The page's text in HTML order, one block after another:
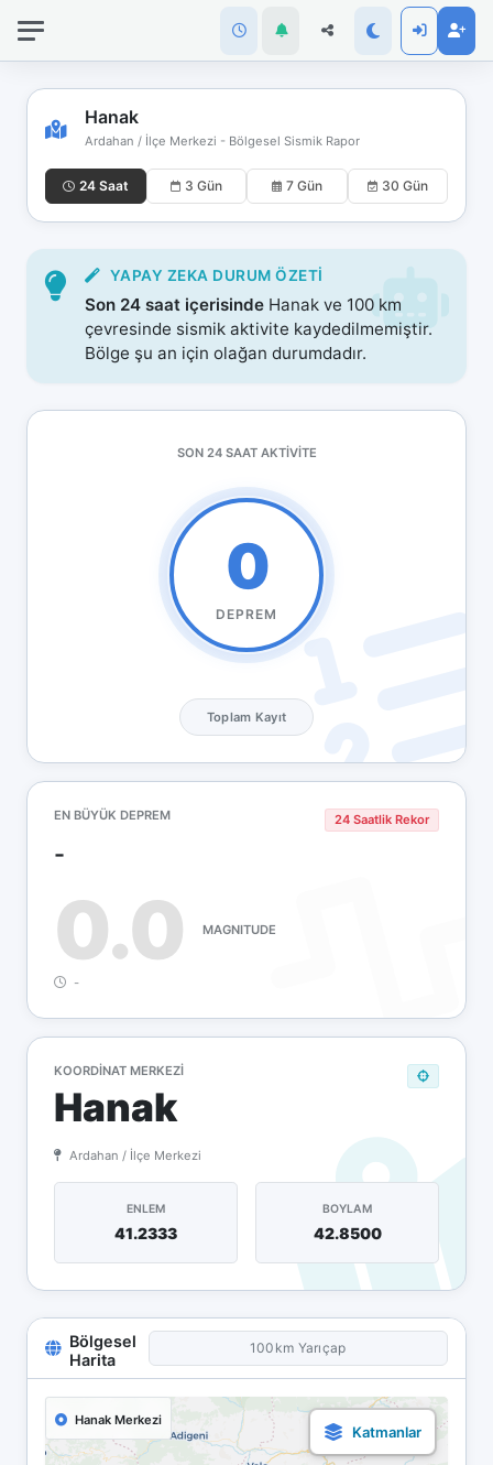
Hanak
Ardahan / İlçe Merkezi - Bölgesel Sismik Rapor
24 Saat 3 Gün 7 Gün 30 Gün
YAPAY ZEKA DURUM ÖZETI
Son 24 saat içerisinde Hanak ve 100 km
çevresinde sismik aktivite kaydedilmemiştir.
Bölge şu an için olağan durumdadır.
SON 24 SAAT AKTIVITE
0
DEPREM
Toplam Kayıt
EN BÜYÜK DEPREM
-
24 Saatlik Rekor
0.0 MAGNITUDE
-
KOORDINAT MERKEZI
Hanak
Ardahan / İlçe Merkezi
ENLEM
41.2333
BOYLAM
42.8500
Bölgesel
Harita
100km Yarıçap
Hanak Merkezi
bağlantınız
koptu!
Çevrimdışı
moddasınız.